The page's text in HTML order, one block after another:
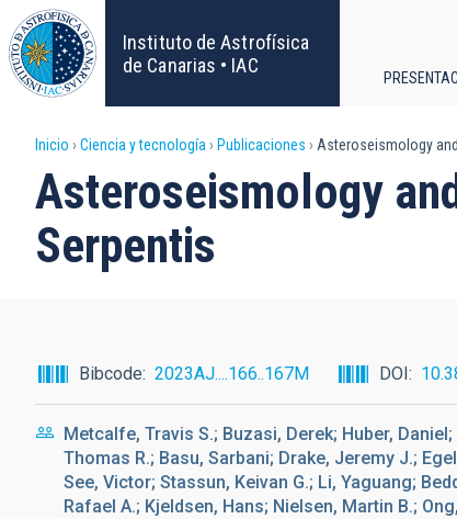
Pasar
al
contenido
principal
Instituto de Astrofísica
de Canarias • IAC
Sobrescribir
enlaces
de
a
la
navegación
Inicio Ciencia y tecnología Publicaciones Asteroseismology
Asteroseismology
Serpentis
Bibcode 2023AJ....166..167M DOI
Metcalfe, Travis S.; Buzasi, Derek; Huber,
Thomas R.; Basu, Sarbani; Drake, Jeremy J.;
See, Victor; Stassun, Keivan G.; Li, Yaguang;
Rafael A.; Kjeldsen, Hans; Nielsen, Martin B.;